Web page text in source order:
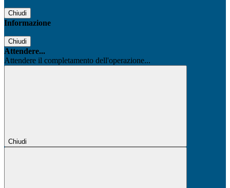
Chiudi
Informazione
Chiudi
Attendere...
Attendere il completamento dell'operazione...
Chiudi